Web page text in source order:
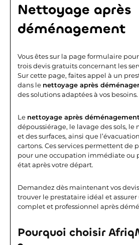
Nettoyage après
déménagement
Vous êtes sur la page formulaire
trois devis gratuits concernant les
Sur cette page, faites appel à un
dans le nettoyage après
des solutions adaptées à vos besoins.
Le nettoyage après déménagement
dépoussiérage, le lavage des sols, le
et des surfaces, ainsi que
cartons. Ces services permettent de
pour une occupation immédiate ou
état après votre départ.
Demandez dès maintenant vos
trouver le prestataire idéal et
complet et professionnel après
Pourquoi choisir